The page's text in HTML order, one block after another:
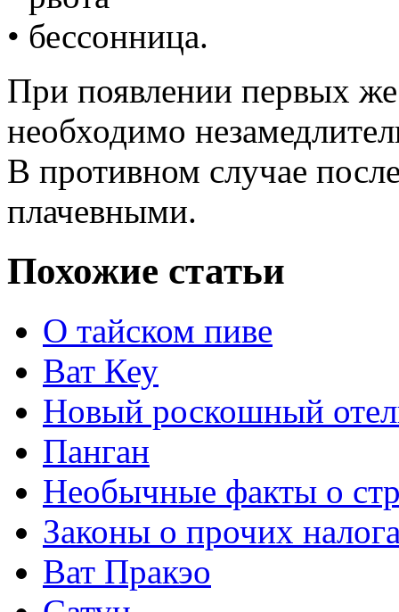
• бессонница.
При появлении первых
необходимо
В противном случае
плачевными.
Похожие статьи
О тайском пиве
Ват Кеу
Новый роскошный
Панган
Необычные факты о
Законы о прочих
Ват Пракэо